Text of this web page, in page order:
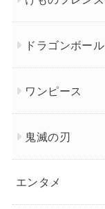
ドラゴンボール
ワンピース
鬼滅の刃
エンタメ